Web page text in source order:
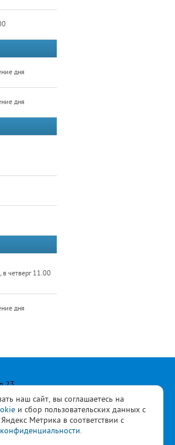
наш сайт, вы соглашаетесь на
и сбор пользовательских данных с
Метрика в соответствии с
дня
дня
в четверг 11.00
дня